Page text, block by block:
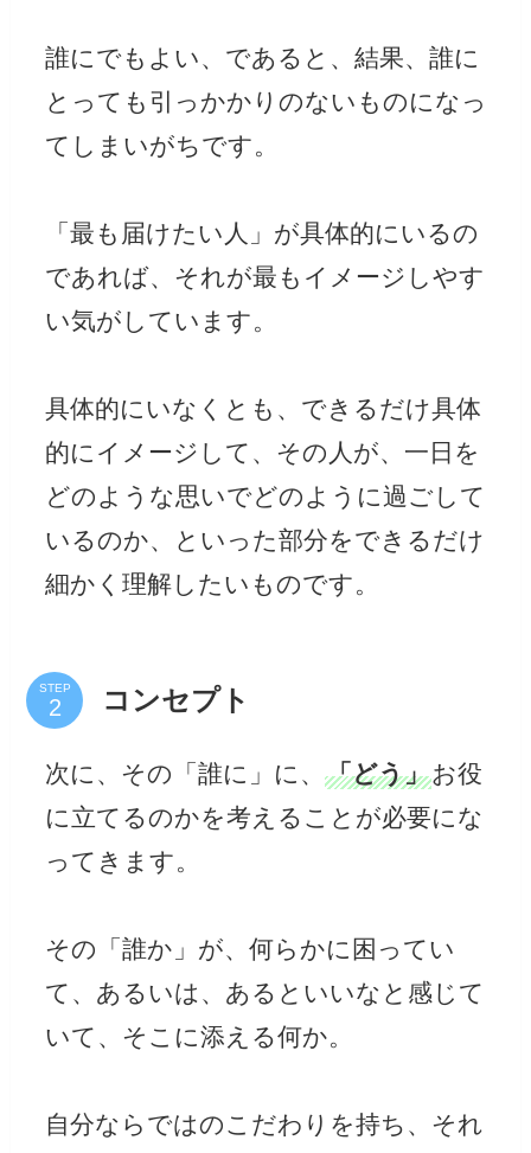
誰にでもよい、であると、結果、誰に
とっても引っかかりのないものになっ
てしまいがちです。
「最も届けたい人」が具体的にいるの
であれば、それが最もイメージしやす
い気がしています。
具体的にいなくとも、できるだけ具体
的にイメージして、その人が、一日を
どのような思いでどのように過ごして
いるのか、といった部分をできるだけ
細かく理解したいものです。
STEP コンセプト
次に、その「誰に」に、「どう」お役
に立てるのかを考えることが必要にな
ってきます。
その「誰か」が、何らかに困ってい
て、あるいは、あるといいなと感じて
いて、そこに添える何か。
自分ならではのこだわりを持ち、それ